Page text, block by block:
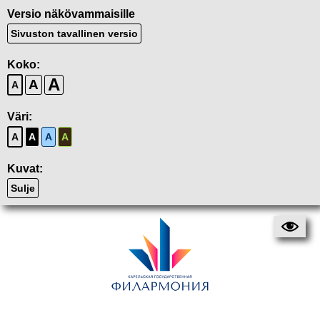
Versio näkövammaisille
Sivuston tavallinen versio
Koko:
A A A
Väri:
A A A A
Kuvat:
Sulje